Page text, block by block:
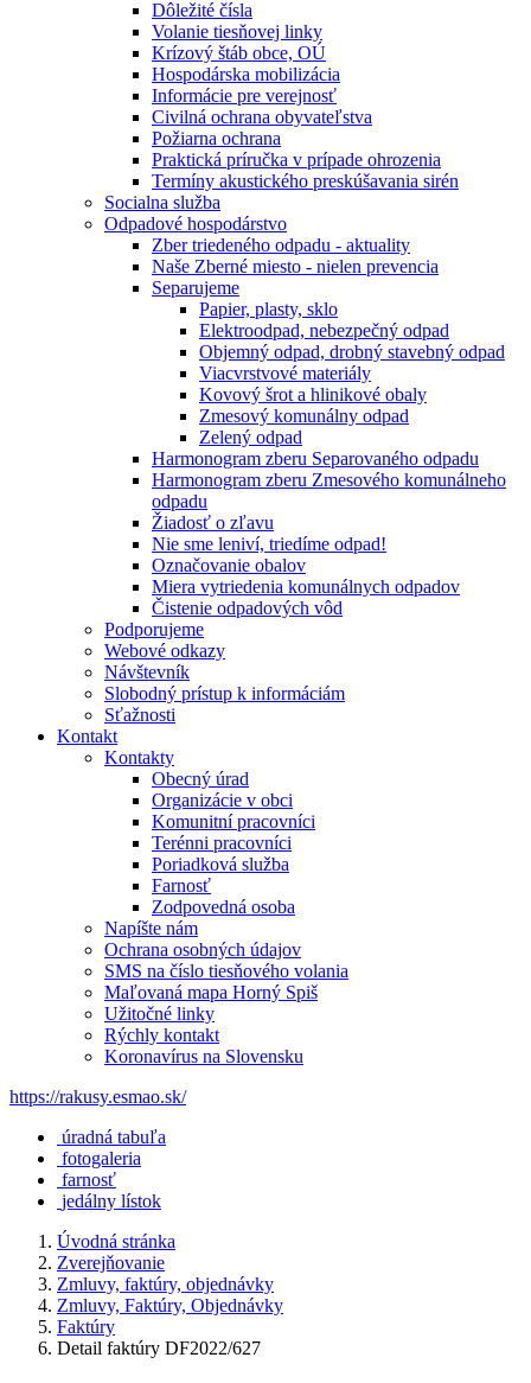
Dôležité čísla
Volanie tiesňovej linky
Krízový štáb obce, OÚ
Hospodárska mobilizácia
Informácie pre verejnosť
Civilná ochrana obyvateľstva
Požiarna ochrana
Praktická príručka v prípade ohrozenia
Termíny akustického preskúšavania sirén
Socialna služba
Odpadové hospodárstvo
Zber triedeného odpadu - aktuality
Naše Zberné miesto - nielen prevencia
Separujeme
Papier, plasty, sklo
Elektroodpad, nebezpečný odpad
Objemný odpad, drobný stavebný odpad
Viacvrstvové materiály
Kovový šrot a hlinikové obaly
Zmesový komunálny odpad
Zelený odpad
Harmonogram zberu Separovaného odpadu
Harmonogram zberu Zmesového komunálneho
odpadu
Žiadosť o zľavu
Nie sme leniví, triedíme odpad!
Označovanie obalov
Miera vytriedenia komunálnych odpadov
Čistenie odpadových vôd
Podporujeme
Webové odkazy
Návštevník
Slobodný prístup k informáciám
Sťažnosti
Kontakt
Kontakty
Obecný úrad
Organizácie v obci
Komunitní pracovníci
Terénni pracovníci
Poriadková služba
Farnosť
Zodpovedná osoba
Napíšte nám
Ochrana osobných údajov
SMS na číslo tiesňového volania
Maľovaná mapa Horný Spiš
Užitočné linky
Rýchly kontakt
Koronavírus na Slovensku
https://rakusy.esmao.sk/
úradná tabuľa
fotogaleria
farnosť
jedálny lístok
Úvodná stránka
Zverejňovanie
Zmluvy, faktúry, objednávky
Zmluvy, Faktúry, Objednávky
Faktúry
Detail faktúry DF2022/627